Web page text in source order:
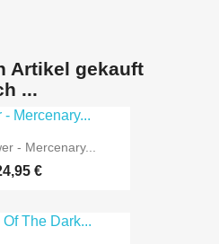
Artikel gekauft
...
- Mercenary...
€